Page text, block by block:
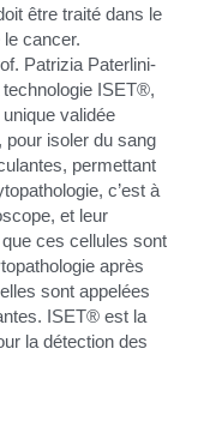
être traité dans le
cancer.
Patrizia Paterlini-
technologie ISET®,
validée
pour isoler du sang
permettant
c’est à
et leur
ces cellules sont
après
sont appelées
ISET® est la
la détection des